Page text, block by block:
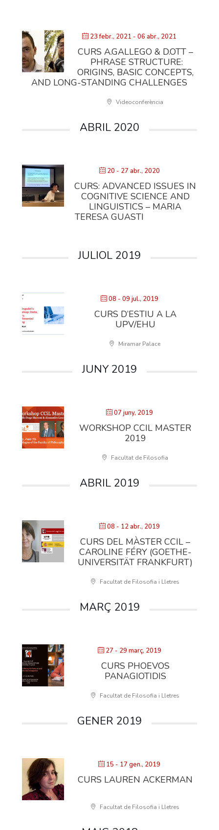
23 febr., 2021 - 06 abr., 2021
CURS A.GALLEGO & D.OTT –
PHRASE STRUCTURE:
ORIGINS, BASIC CONCEPTS,
AND LONG-STANDING CHALLENGES
Videoconferència
ABRIL 2020
20 - 27 abr., 2020
CURS: ADVANCED ISSUES IN
COGNITIVE SCIENCE AND
LINGUISTICS – MARIA
TERESA GUASTI
JULIOL 2019
08 - 09 jul., 2019
CURS D’ESTIU A LA
UPV/EHU
Miramar Palace
JUNY 2019
07 juny, 2019
WORKSHOP CCIL MASTER
2019
Facultat de Filosofia
ABRIL 2019
08 - 12 abr., 2019
CURS DEL MÀSTER CCIL –
CAROLINE FÉRY (GOETHE-
UNIVERSITÄT FRANKFURT)
Facultat de Filosofia i Lletres
MARÇ 2019
27 - 29 març, 2019
CURS PHOEVOS
PANAGIOTIDIS
Facultat de Filosofia i Lletres
GENER 2019
15 - 17 gen., 2019
CURS LAUREN ACKERMAN
Facultat de Filosofia i Lletres